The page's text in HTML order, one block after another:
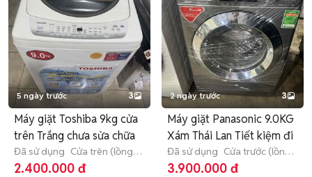
5 ngày trước 3
Máy giặt Toshiba 9kg cửa
trên Trắng chưa sửa chữa
Đã sử dụng Cửa trên (lồng
đứng) 9 - 9.9 kg
2.400.000 đ
2 ngày trước 3
Máy giặt Panasonic 9.0KG
Xám Thái Lan Tiết kiệm đi
Đã sử dụng Cửa trước (lồng
ngang) 9 - 9.9 kg
3.900.000 đ